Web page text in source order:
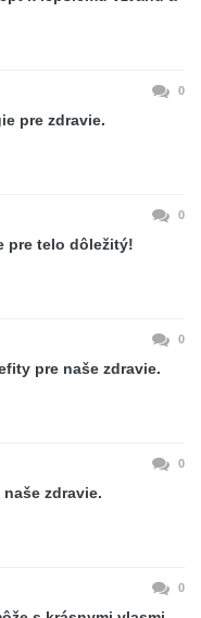
0
pre zdravie.
0
pre telo dôležitý!
0
pre naše zdravie.
0
zdravie.
0